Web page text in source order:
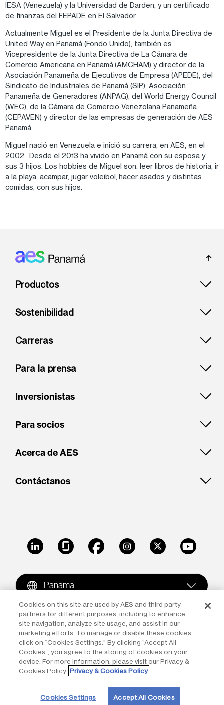
IESA (Venezuela) y la Universidad de Darden, y un certificado
de finanzas del FEPADE en El Salvador.
Actualmente Miguel es el Presidente de la Junta Directiva de
United Way en Panamá (Fondo Unido), también es
Vicepresidente de la Junta Directiva de La Cámara de
Comercio Americana en Panamá (AMCHAM) y director de la
Asociación Panameña de Ejecutivos de Empresa (APEDE), del
Sindicato de Industriales de Panamá (SIP), Asociación
Panameña de Generadores (ANPAG), del World Energy Council
(WEC), de la Cámara de Comercio Venezolana Panameña
(CEPAVEN) y director de las empresas de generación de AES
Panamá.
Miguel nació en Venezuela e inició su carrera, en AES, en el
2002. Desde el 2013 ha vivido en Panamá con su esposa y
sus 3 hijos. Los hobbies de Miguel son: leer libros de historia, ir
a la playa, acampar, jugar voleibol, hacer asados y distintas
comidas, con sus hijos.
Footer: Panama
Productos
Sostenibilidad
Carreras
Para la prensa
Inversionistas
Para socios
Acerca de AES
Contáctanos
LinkedIn GlassdoorFacebookInstagramX Youtube
Panama
Copyright © 2009-2026 The AES Corporation. All rights
reserved.Terms of Use|Privacy
Reproduction in whole or in part in any form or medium
without the express written permission of The AES
Corporation is prohibited. AES and the AES logo are
trademarks of The AES Corporation.
Cookies on this site are used by AES and third party
partners for different purposes, including to enhance
site navigation, analyze site usage, and assist in our
marketing efforts. To manage or disable these cookies,
click on “Cookies Settings.” By clicking “Accept All
Cookies”, you agree to the storing of cookies on your
device. For more information, please visit our Privacy &
Cookies Policy. Privacy & Cookies Policy
Cookies Settings Accept All Cookies